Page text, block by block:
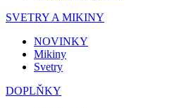
SVETRY A MIKINY
NOVINKY
Mikiny
Svetry
DOPLŇKY